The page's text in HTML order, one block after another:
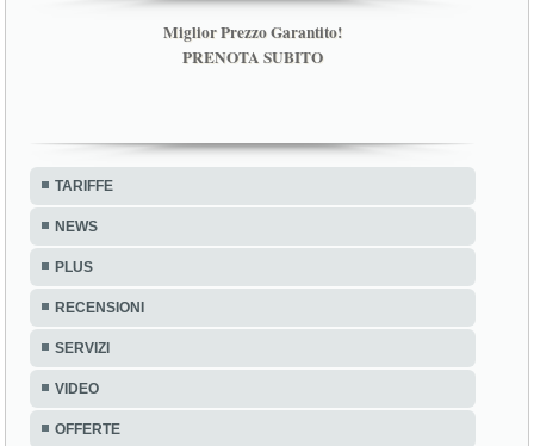
Miglior Prezzo Garantito!
PRENOTA SUBITO
TARIFFE
NEWS
PLUS
RECENSIONI
SERVIZI
VIDEO
OFFERTE